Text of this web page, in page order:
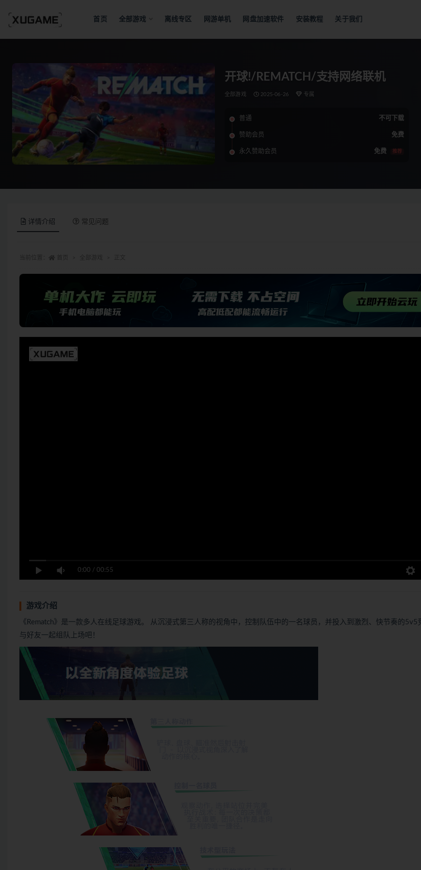
首页 全部游戏 离线专区 网游单机 网盘加速软件 安装教程 关于我们
开球!/REMATCH/支持网络联机
全部游戏 2025-06-26 专属
普通 不可下载
赞助会员 免费
永久赞助会员 免费 推荐
详情介绍 常见问题
0:00 / 00:55
游戏介绍
《Rematch》是一款多人在线足球游戏。 从沉浸式第三人称的视角中，控制队伍中的一名球员，并投入到激烈、快节奏的5v5
与好友一起组队上场吧！